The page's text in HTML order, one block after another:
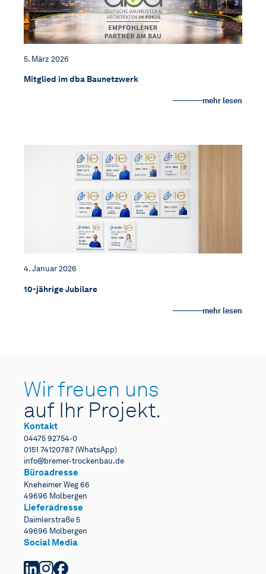
5. März 2026
Mitglied im dba Baunetzwerk
mehr lesen
4. Januar 2026
10-jährige Jubilare
mehr lesen
Wir freuen uns
auf Ihr Projekt.
Kontakt
04475 92754-0
0151 74120787 (WhatsApp)
info@bremer-trockenbau.de
Büroadresse
Kneheimer Weg 66
49696 Molbergen
Lieferadresse
Daimlerstraße 5
49696 Molbergen
Social Media